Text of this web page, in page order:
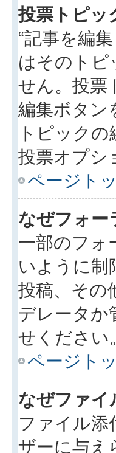
投票トピッ
“記事を編
はそのトピ
せん。投票
編集ボタン
トピック
投票オプシ
ページト
なぜフォー
一部のフォ
いように制
投稿、その
デレータか
せください
ページト
なぜファイ
ファイル添
ザーに与え